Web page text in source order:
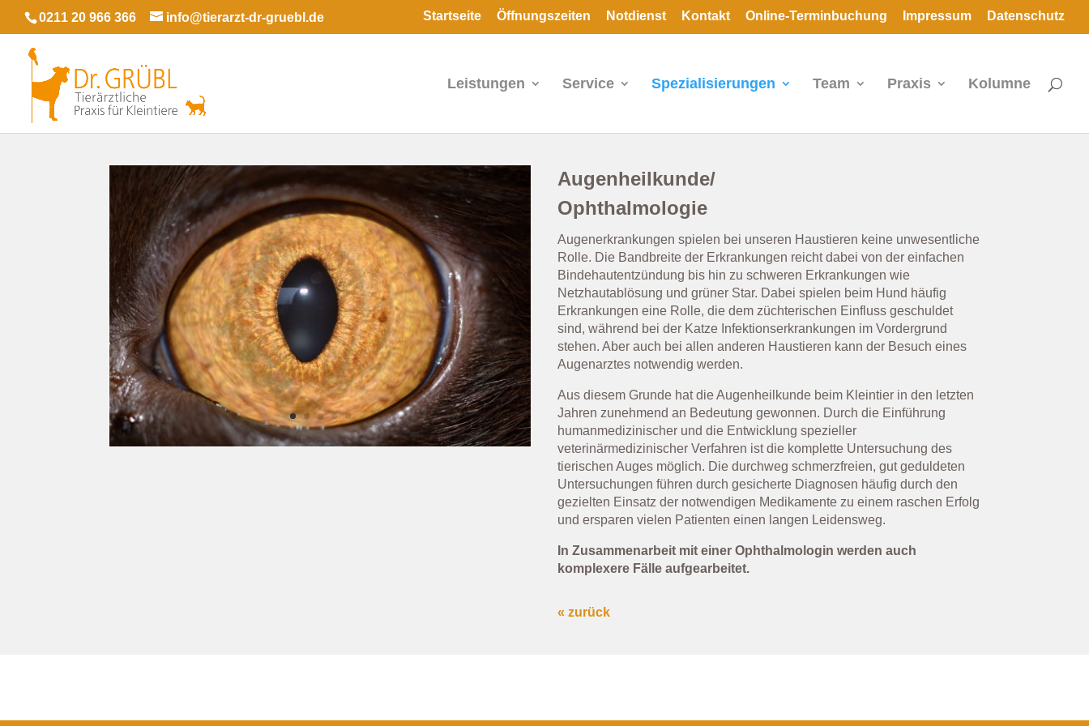
0211 20 966 366 info@tierarzt-dr-gruebl.de Startseite Öffnungszeiten Notdienst Kontakt Online-Terminbuchung Impressum Datenschutz
Leistungen Service Spezialisierungen Team Praxis Kolumne
Augenheilkunde/
Ophthalmologie
Augenerkrankungen spielen bei unseren Haustieren keine unwesentliche
Rolle. Die Bandbreite der Erkrankungen reicht dabei von der einfachen
Bindehautentzündung bis hin zu schweren Erkrankungen wie
Netzhautablösung und grüner Star. Dabei spielen beim Hund häufig
Erkrankungen eine Rolle, die dem züchterischen Einfluss geschuldet
sind, während bei der Katze Infektionserkrankungen im Vordergrund
stehen. Aber auch bei allen anderen Haustieren kann der Besuch eines
Augenarztes notwendig werden.
Aus diesem Grunde hat die Augenheilkunde beim Kleintier in den letzten
Jahren zunehmend an Bedeutung gewonnen. Durch die Einführung
humanmedizinischer und die Entwicklung spezieller
veterinärmedizinischer Verfahren ist die komplette Untersuchung des
tierischen Auges möglich. Die durchweg schmerzfreien, gut geduldeten
Untersuchungen führen durch gesicherte Diagnosen häufig durch den
gezielten Einsatz der notwendigen Medikamente zu einem raschen Erfolg
und ersparen vielen Patienten einen langen Leidensweg.
In Zusammenarbeit mit einer Ophthalmologin werden auch
komplexere Fälle aufgearbeitet.
« zurück